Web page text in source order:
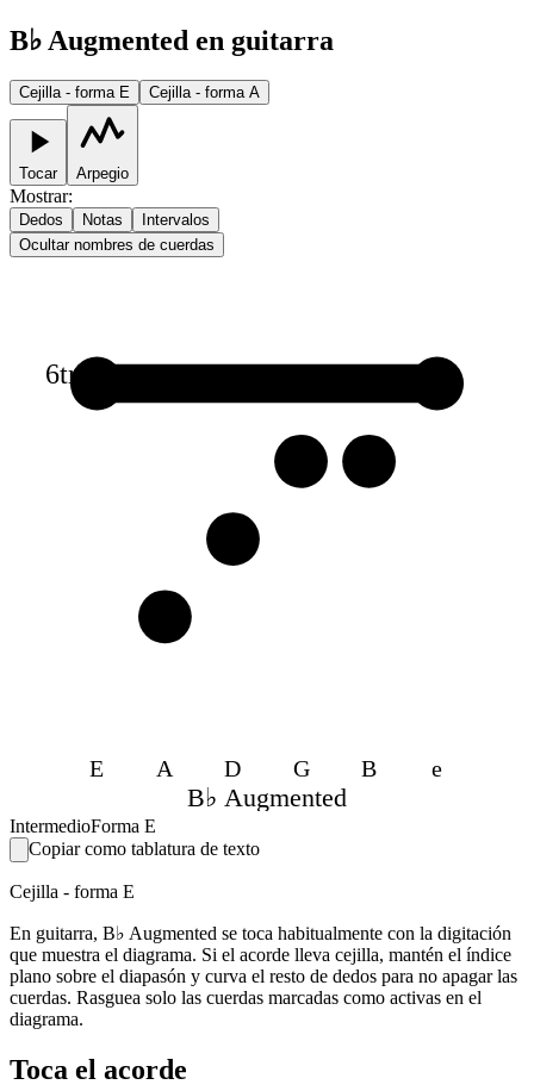
B♭ Augmented en guitarra
Cejilla - forma E Cejilla - forma A
Tocar Arpegio
Mostrar:
Dedos Notas
Intervalos
Ocultar nombres de cuerdas
6tr
E A D G B e
B♭ Augmented
IntermedioForma E
Copiar como tablatura de texto
Cejilla - forma E
En guitarra, B♭ Augmented se toca habitualmente con la digitación
que muestra el diagrama. Si el acorde lleva cejilla, mantén el índice
plano sobre el diapasón y curva el resto de dedos para no apagar las
cuerdas. Rasguea solo las cuerdas marcadas como activas en el
diagrama.
Toca el acorde